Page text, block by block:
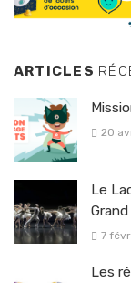
ARTICLES
20
Le
7
Les